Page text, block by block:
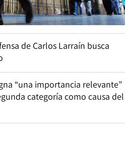
de Carlos Larraín busca
“una importancia relevante”
categoría como causa del